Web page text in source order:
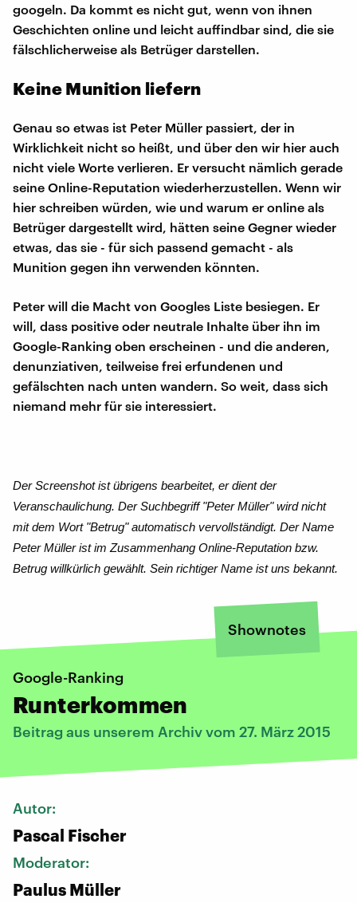
googeln. Da kommt es nicht gut, wenn von ihnen
Geschichten online und leicht auffindbar sind, die sie
fälschlicherweise als Betrüger darstellen.
Keine Munition liefern
Genau so etwas ist Peter Müller passiert, der in
Wirklichkeit nicht so heißt, und über den wir hier auch
nicht viele Worte verlieren. Er versucht nämlich gerade
seine Online-Reputation wiederherzustellen. Wenn wir
hier schreiben würden, wie und warum er online als
Betrüger dargestellt wird, hätten seine Gegner wieder
etwas, das sie - für sich passend gemacht - als
Munition gegen ihn verwenden könnten.
Peter will die Macht von Googles Liste besiegen. Er
will, dass positive oder neutrale Inhalte über ihn im
Google-Ranking oben erscheinen - und die anderen,
denunziativen, teilweise frei erfundenen und
gefälschten nach unten wandern. So weit, dass sich
niemand mehr für sie interessiert.
Der Screenshot ist übrigens bearbeitet, er dient der
Veranschaulichung. Der Suchbegriff "Peter Müller" wird nicht
mit dem Wort "Betrug" automatisch vervollständigt. Der Name
Peter Müller ist im Zusammenhang Online-Reputation bzw.
Betrug willkürlich gewählt. Sein richtiger Name ist uns bekannt.
Shownotes
Google-Ranking
Runterkommen
Beitrag aus unserem Archiv vom 27. März 2015
Autor:
Pascal Fischer
Moderator:
Paulus Müller